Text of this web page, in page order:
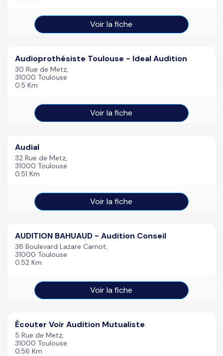
Voir la fiche
Audioprothésiste Toulouse - Ideal Audition
30 Rue de Metz,
31000 Toulouse
0.5 Km
Voir la fiche
Audial
32 Rue de Metz,
31000 Toulouse
0.51 Km
Voir la fiche
AUDITION BAHUAUD - Audition Conseil
38 Boulevard Lazare Carnot,
31000 Toulouse
0.52 Km
Voir la fiche
Écouter Voir Audition Mutualiste
5 Rue de Metz,
31000 Toulouse
0.56 Km